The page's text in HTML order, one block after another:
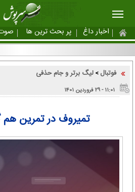
اخبار داغ پر بحث ترین ها
فوتبال > لیگ برتر و جام حذفی
۱۱:۰۱ - ۲۹ فروردین ۱۴۰۱
تمیروف در تمرین